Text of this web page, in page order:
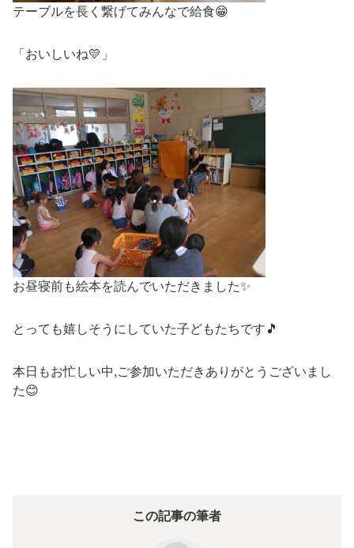
テーブルを長く繋げてみんなで給食😁
「おいしいね💛」
お昼寝前も絵本を読んでいただきました✨
とっても嬉しそうにしていた子どもたちです🎵
本日もお忙しい中,ご参加いただきありがとうございまし
た😊
この記事の筆者